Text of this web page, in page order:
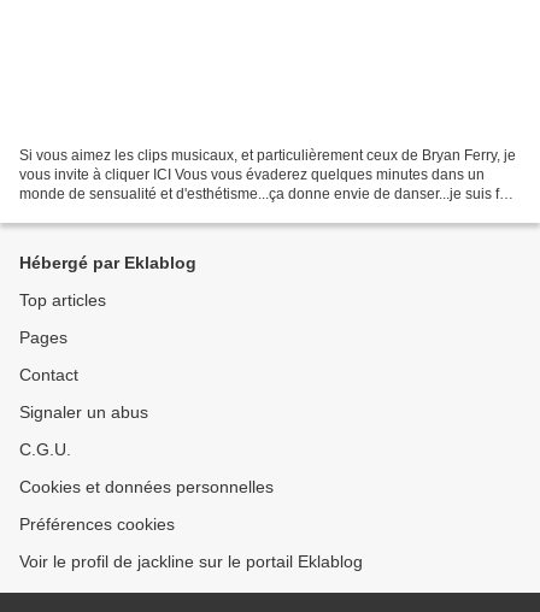
Si vous aimez les clips musicaux, et particulièrement ceux de Bryan Ferry, je
vous invite à cliquer ICI Vous vous évaderez quelques minutes dans un
monde de sensualité et d'esthétisme...ça donne envie de danser...je suis fan
Hébergé par Eklablog
Top articles
Pages
Contact
Signaler un abus
C.G.U.
Cookies et données personnelles
Préférences cookies
Voir le profil de jackline sur le portail Eklablog